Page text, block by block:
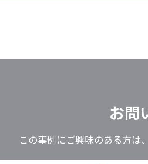
お問
この事例にご興味のある方は